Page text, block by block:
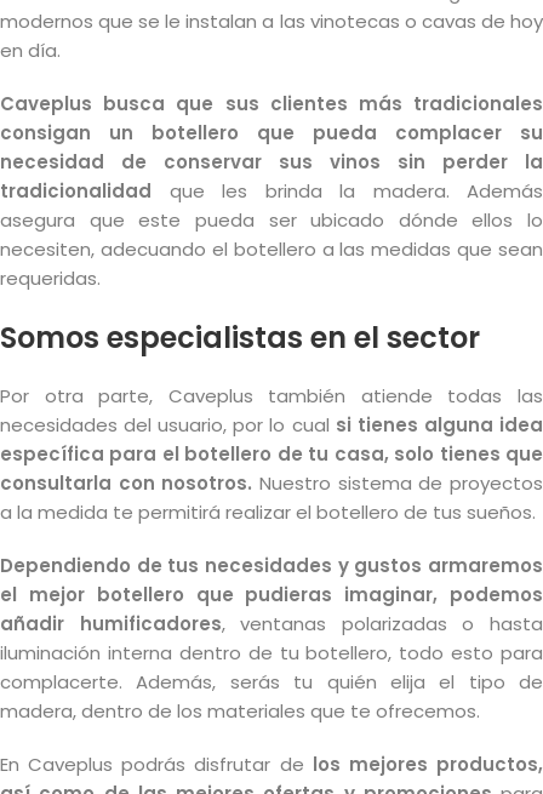
modernos que se le instalan a las vinotecas o cavas de hoy
en día.
Caveplus busca que sus clientes más tradicionales
consigan un botellero que pueda complacer su
necesidad de conservar sus vinos sin perder la
tradicionalidad que les brinda la madera. Además
asegura que este pueda ser ubicado dónde ellos lo
necesiten, adecuando el botellero a las medidas que sean
requeridas.
Somos especialistas en el sector
Por otra parte, Caveplus también atiende todas las
necesidades del usuario, por lo cual si tienes alguna idea
específica para el botellero de tu casa, solo tienes que
consultarla con nosotros. Nuestro sistema de proyectos
a la medida te permitirá realizar el botellero de tus sueños.
Dependiendo de tus necesidades y gustos armaremos
el mejor botellero que pudieras imaginar, podemos
añadir humificadores, ventanas polarizadas o hasta
iluminación interna dentro de tu botellero, todo esto para
complacerte. Además, serás tu quién elija el tipo de
madera, dentro de los materiales que te ofrecemos.
En Caveplus podrás disfrutar de los mejores productos,